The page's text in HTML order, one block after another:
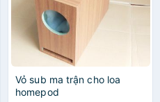
Vỏ sub ma trận cho loa
homepod